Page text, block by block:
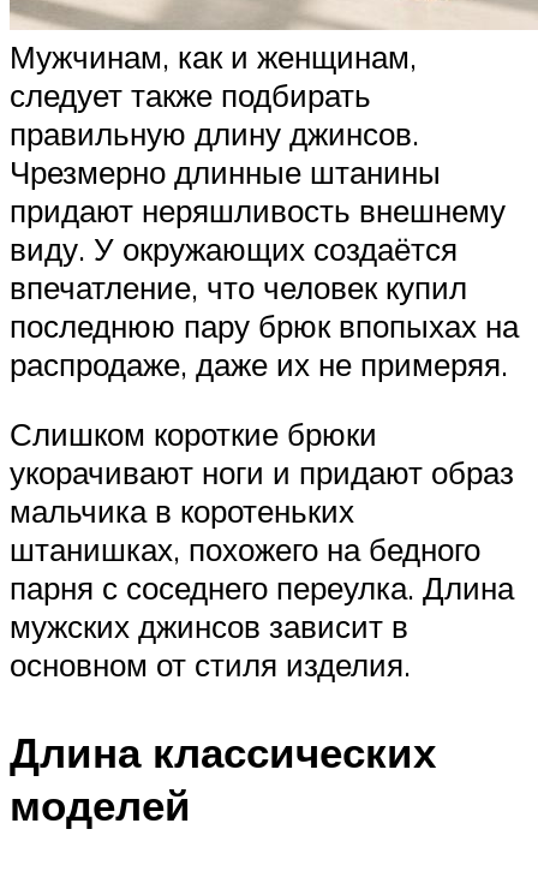
Мужчинам, как и женщинам,
следует также подбирать
правильную длину джинсов.
Чрезмерно длинные штанины
придают неряшливость внешнему
виду. У окружающих создаётся
впечатление, что человек купил
последнюю пару брюк впопыхах на
распродаже, даже их не примеряя.
Слишком короткие брюки
укорачивают ноги и придают образ
мальчика в коротеньких
штанишках, похожего на бедного
парня с соседнего переулка. Длина
мужских джинсов зависит в
основном от стиля изделия.
Длина классических
моделей